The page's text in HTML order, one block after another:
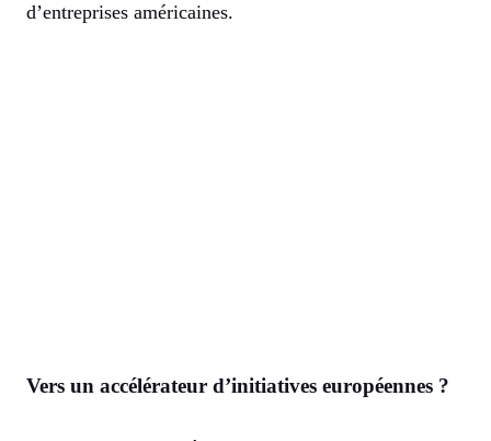
d’entreprises américaines.
Vers un accélérateur d’initiatives européennes ?